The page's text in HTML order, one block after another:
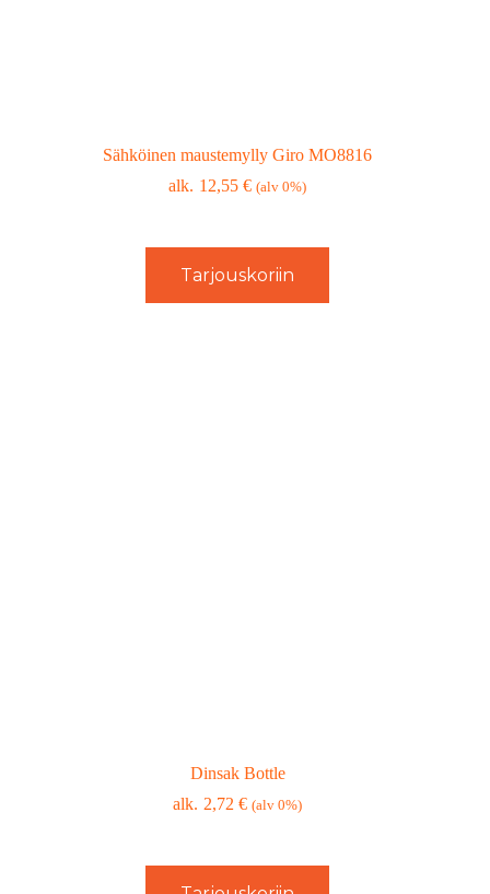
Sähköinen maustemylly Giro MO8816
12,55€ (alv 0%)
Tarjouskoriin
Dinsak Bottle
2,72€ (alv 0%)